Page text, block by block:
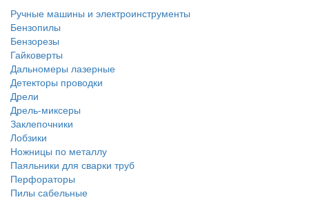
Ручные машины и электроинструменты
Бензопилы
Бензорезы
Гайковерты
Дальномеры лазерные
Детекторы проводки
Дрели
Дрель-миксеры
Заклепочники
Лобзики
Ножницы по металлу
Паяльники для сварки труб
Перфораторы
Пилы сабельные